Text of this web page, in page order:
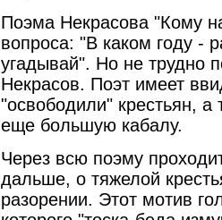
Поэма Некрасова "Кому
вопроса: "В каком году -
угадывай". Но не трудно
Некрасов. Поэт имеет
"освободили" крестьян,
еще большую кабалу.
Через всю поэму
дальше, о тяжелой
разорении. Этот мотив